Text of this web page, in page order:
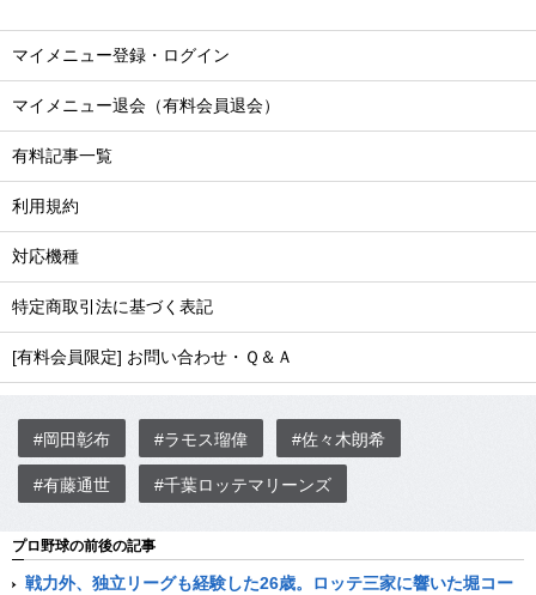
マイメニュー登録・ログイン
マイメニュー退会（有料会員退会）
有料記事一覧
利用規約
対応機種
特定商取引法に基づく表記
[有料会員限定] お問い合わせ・Ｑ＆Ａ
#岡田彰布 #ラモス瑠偉 #佐々木朗希
#有藤通世 #千葉ロッテマリーンズ
プロ野球の前後の記事
戦力外、独立リーグも経験した26歳。ロッテ三家に響いた堀コー